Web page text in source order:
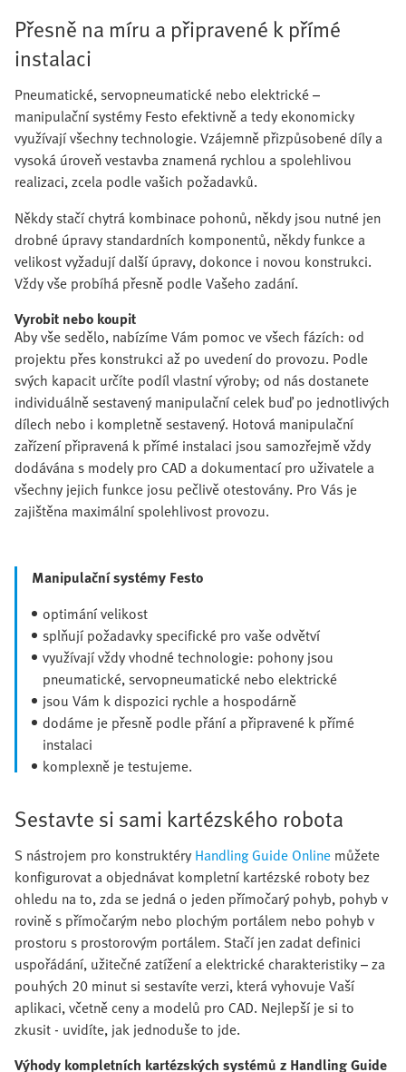
Přesně na míru a připravené k přímé
instalaci
Pneumatické, servopneumatické nebo elektrické –
manipulační systémy Festo efektivně a tedy ekonomicky
využívají všechny technologie. Vzájemně přizpůsobené díly a
vysoká úroveň vestavba znamená rychlou a spolehlivou
realizaci, zcela podle vašich požadavků.
Někdy stačí chytrá kombinace pohonů, někdy jsou nutné jen
drobné úpravy standardních komponentů, někdy funkce a
velikost vyžadují další úpravy, dokonce i novou konstrukci.
Vždy vše probíhá přesně podle Vašeho zadání.
Vyrobit nebo koupit
Aby vše sedělo, nabízíme Vám pomoc ve všech fázích: od
projektu přes konstrukci až po uvedení do provozu. Podle
svých kapacit určíte podíl vlastní výroby; od nás dostanete
individuálně sestavený manipulační celek buď po jednotlivých
dílech nebo i kompletně sestavený. Hotová manipulační
zařízení připravená k přímé instalaci jsou samozřejmě vždy
dodávána s modely pro CAD a dokumentací pro uživatele a
všechny jejich funkce josu pečlivě otestovány. Pro Vás je
zajištěna maximální spolehlivost provozu.
Manipulační systémy Festo
optimání velikost
splňují požadavky specifické pro vaše odvětví
využívají vždy vhodné technologie: pohony jsou
pneumatické, servopneumatické nebo elektrické
jsou Vám k dispozici rychle a hospodárně
dodáme je přesně podle přání a připravené k přímé
instalaci
komplexně je testujeme.
Sestavte si sami kartézského robota
S nástrojem pro konstruktéry Handling Guide Online můžete
konfigurovat a objednávat kompletní kartézské roboty bez
ohledu na to, zda se jedná o jeden přímočarý pohyb, pohyb v
rovině s přímočarým nebo plochým portálem nebo pohyb v
prostoru s prostorovým portálem. Stačí jen zadat definici
uspořádání, užitečné zatížení a elektrické charakteristiky – za
pouhých 20 minut si sestavíte verzi, která vyhovuje Vaší
aplikaci, včetně ceny a modelů pro CAD. Nejlepší je si to
zkusit - uvidíte, jak jednoduše to jde.
Výhody kompletních kartézských systémů z Handling Guide